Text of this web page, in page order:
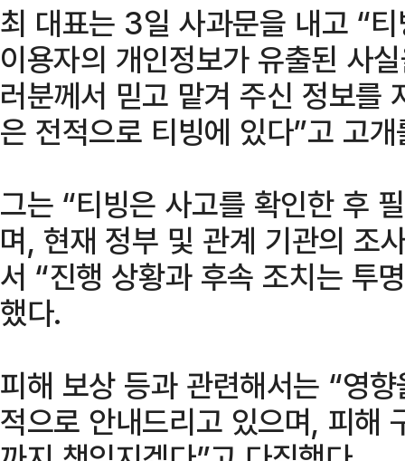
최 대표는 3일 사과문을 내고 “
이용자의 개인정보가 유출된 사
러분께서 믿고 맡겨 주신 정보를
은 전적으로 티빙에 있다”고 고
그는 “티빙은 사고를 확인한 후
며, 현재 정부 및 관계 기관의 조
서 “진행 상황과 후속 조치는 투
했다.
피해 보상 등과 관련해서는 “영
적으로 안내드리고 있으며, 피해